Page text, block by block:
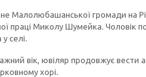
Малолюбашанської громади на
праці Миколу Шумейка. Чоловік
селі.
вік, ювіляр продовжує вести
хорі.